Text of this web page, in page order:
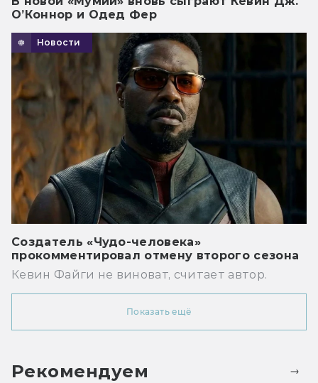
О’Коннор и Одед Фер
Новости
Создатель «Чудо-человека»
прокомментировал отмену второго сезона
Кевин Файги не виноват, считает автор.
Показать ещё
Рекомендуем